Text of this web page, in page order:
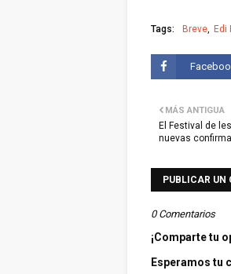
Tags: Breve Edi
MÁS ANTIGUA
El Festival de
nuevas
PUBLICAR UN
0 Comentarios
¡Comparte tu
Esperamos tu